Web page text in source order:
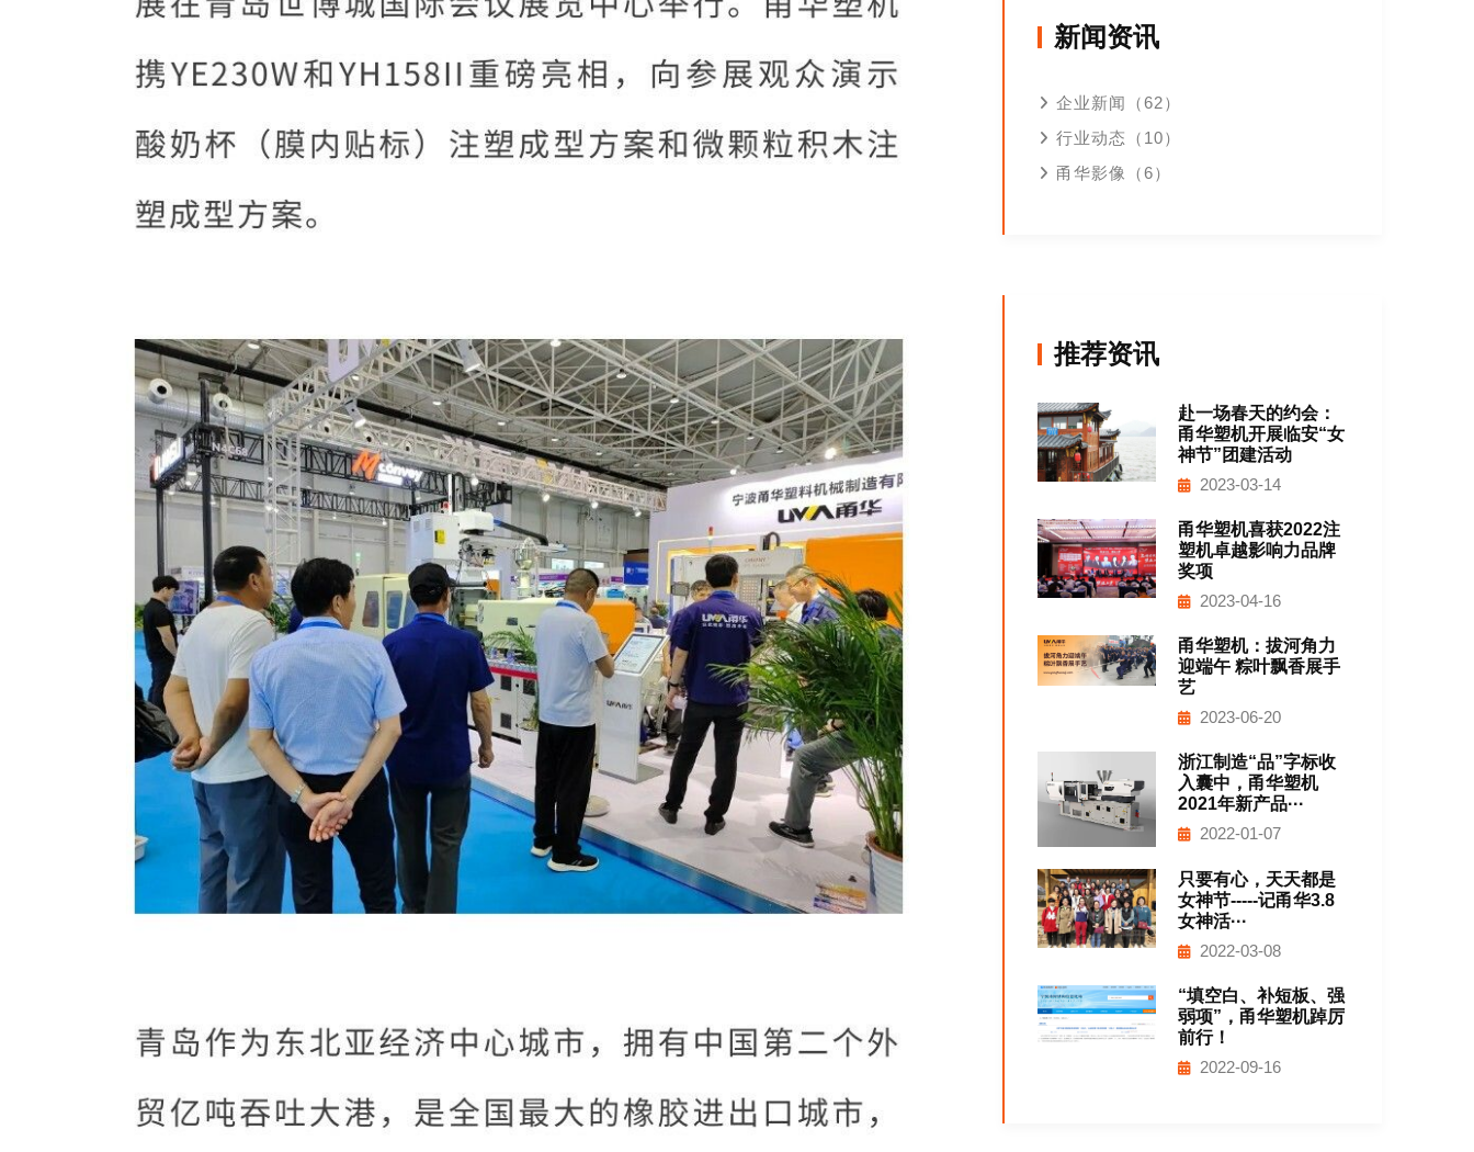
新闻资讯
企业新闻（62）
行业动态（10）
甬华影像（6）
推荐资讯
赴一场春天的约会：
甬华塑机开展临安“女
神节”团建活动
2023-03-14
甬华塑机喜获2022注
塑机卓越影响力品牌
奖项
2023-04-16
甬华塑机：拔河角力
迎端午 粽叶飘香展手
艺
2023-06-20
浙江制造“品”字标收
入囊中，甬华塑机
2021年新产品···
2022-01-07
只要有心，天天都是
女神节-----记甬华3.8
女神活···
2022-03-08
“填空白、补短板、强
弱项”，甬华塑机踔厉
前行！
2022-09-16